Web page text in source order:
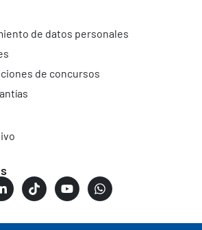
de datos personales
de concursos